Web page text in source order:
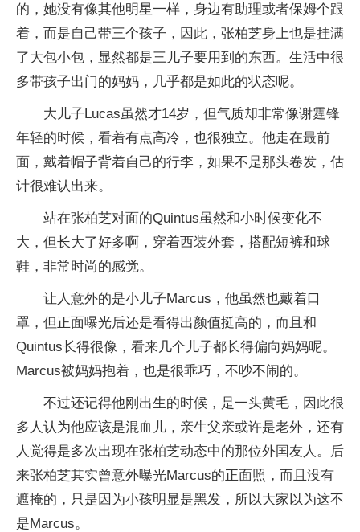
的，她没有像其他明星一样，身边有助理或者保姆个跟
着，而是自己带三个孩子，因此，张柏芝身上也是挂满
了大包小包，显然都是三儿子要用到的东西。生活中很
多带孩子出门的妈妈，几乎都是如此的状态呢。
大儿子Lucas虽然才14岁，但气质却非常像谢霆锋
年轻的时候，看着有点高冷，也很独立。他走在最前
面，戴着帽子背着自己的行李，如果不是那头卷发，估
计很难认出来。
站在张柏芝对面的Quintus虽然和小时候变化不
大，但长大了好多啊，穿着西装外套，搭配短裤和球
鞋，非常时尚的感觉。
让人意外的是小儿子Marcus，他虽然也戴着口
罩，但正面曝光后还是看得出颜值挺高的，而且和
Quintus长得很像，看来几个儿子都长得偏向妈妈呢。
Marcus被妈妈抱着，也是很乖巧，不吵不闹的。
不过还记得他刚出生的时候，是一头黄毛，因此很
多人认为他应该是混血儿，亲生父亲或许是老外，还有
人觉得是多次出现在张柏芝动态中的那位外国友人。后
来张柏芝其实曾意外曝光Marcus的正面照，而且没有
遮掩的，只是因为小孩明显是黑发，所以大家以为这不
是Marcus。